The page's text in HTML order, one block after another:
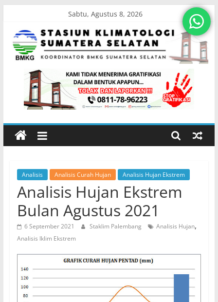
content
Sabtu, Agustus 8, 2026
Stasiun
Klimatologi
Sumatera
Koordinator
BMKG
Sumatera
Selatan
Analisis Analisis Curah Hujan Analisis Hujan Ekstrem
Analisis Hujan Ekstrem
Bulan Agustus 2021
6 September 2021 Staklim Palembang Analisis Hujan,
Analisis Iklim Ekstrem